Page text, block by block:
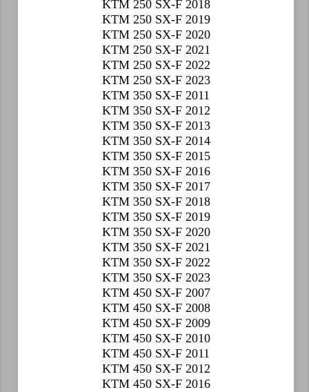
KTM 250 SX-F 2018
KTM 250 SX-F 2019
KTM 250 SX-F 2020
KTM 250 SX-F 2021
KTM 250 SX-F 2022
KTM 250 SX-F 2023
KTM 350 SX-F 2011
KTM 350 SX-F 2012
KTM 350 SX-F 2013
KTM 350 SX-F 2014
KTM 350 SX-F 2015
KTM 350 SX-F 2016
KTM 350 SX-F 2017
KTM 350 SX-F 2018
KTM 350 SX-F 2019
KTM 350 SX-F 2020
KTM 350 SX-F 2021
KTM 350 SX-F 2022
KTM 350 SX-F 2023
KTM 450 SX-F 2007
KTM 450 SX-F 2008
KTM 450 SX-F 2009
KTM 450 SX-F 2010
KTM 450 SX-F 2011
KTM 450 SX-F 2012
KTM 450 SX-F 2016